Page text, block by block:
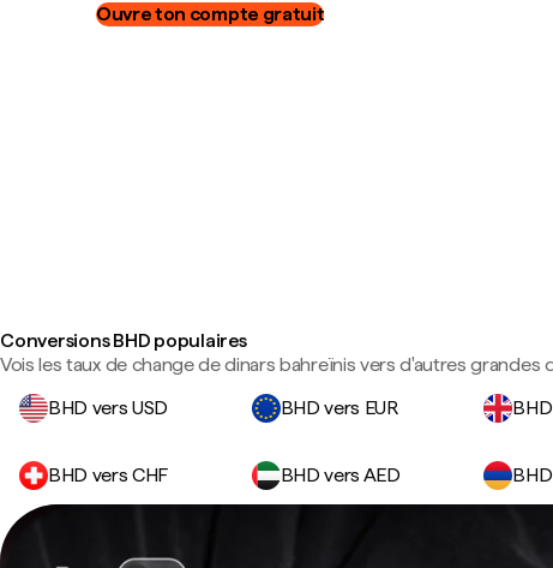
Ouvre ton compte gratuit
Conversions BHD populaires
Vois les taux de change de dinars bahreïnis vers d'autres grandes
BHD vers USD
BHD vers EUR
BHD vers CHF BHD vers AED